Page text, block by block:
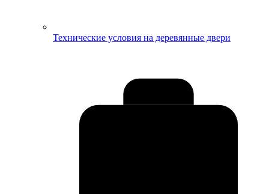
Технические условия на деревянные двери